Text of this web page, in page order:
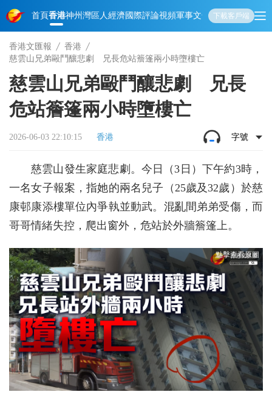
首頁香港神州 灣區人經濟國際評論視頻軍事文化 娛樂生活教育體
下載客戶端
香港文匯報
香港
慈雲山兄弟毆鬥釀悲劇 兄長危站簷篷兩小時墮樓亡
慈雲山兄弟毆鬥釀悲劇 兄長
危站簷篷兩小時墮樓亡
2026-06-03 22:10:15 香港 字號
慈雲山發生家庭悲劇。今日（3日）下午約3時，
一名女子報案，指她的兩名兒子（25歲及32歲）於慈
康邨康添樓單位內爭執並動武。混亂間弟弟受傷，而
哥哥情緒失控，爬出窗外，危站於外牆簷篷上。